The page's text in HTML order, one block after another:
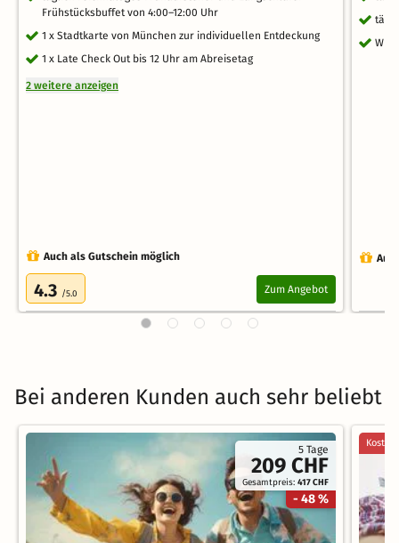
Frühstücksbuffet von 4:00–12:00 Uhr
1 x Stadtkarte von München zur individuellen Entdeckung
1 x Late Check Out bis 12 Uhr am Abreisetag
2 weitere anzeigen
Auch als Gutschein möglich
4.3 /5.0 Zum Angebot
Bei anderen Kunden auch sehr beliebt
5 Tage
209 CHF
Gesamtpreis:417 CHF
- 48 %